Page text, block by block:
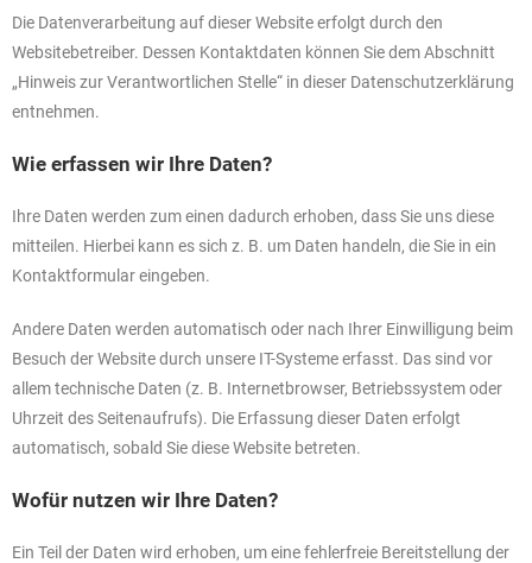
Die Datenverarbeitung auf dieser Website erfolgt durch den
Websitebetreiber. Dessen Kontaktdaten können Sie dem Abschnitt
„Hinweis zur Verantwortlichen Stelle“ in dieser Datenschutzerklärung
entnehmen.
Wie erfassen wir Ihre Daten?
Ihre Daten werden zum einen dadurch erhoben, dass Sie uns diese
mitteilen. Hierbei kann es sich z. B. um Daten handeln, die Sie in ein
Kontaktformular eingeben.
Andere Daten werden automatisch oder nach Ihrer Einwilligung beim
Besuch der Website durch unsere IT-Systeme erfasst. Das sind vor
allem technische Daten (z. B. Internetbrowser, Betriebssystem oder
Uhrzeit des Seitenaufrufs). Die Erfassung dieser Daten erfolgt
automatisch, sobald Sie diese Website betreten.
Wofür nutzen wir Ihre Daten?
Ein Teil der Daten wird erhoben, um eine fehlerfreie Bereitstellung der